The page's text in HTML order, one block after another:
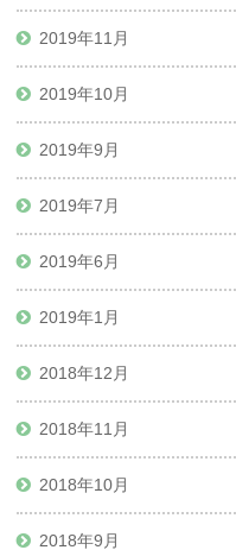
2019年11月
2019年10月
2019年9月
2019年7月
2019年6月
2019年1月
2018年12月
2018年11月
2018年10月
2018年9月